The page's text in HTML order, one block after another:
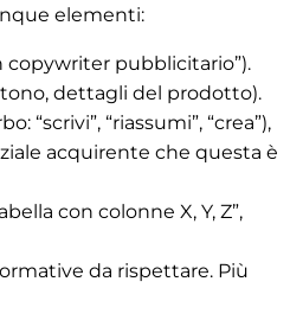
elementi:
copywriter pubblicitario”).
dettagli del prodotto).
“scrivi”, “riassumi”, “crea”),
acquirente che questa è
con colonne X, Y, Z”,
da rispettare. Più